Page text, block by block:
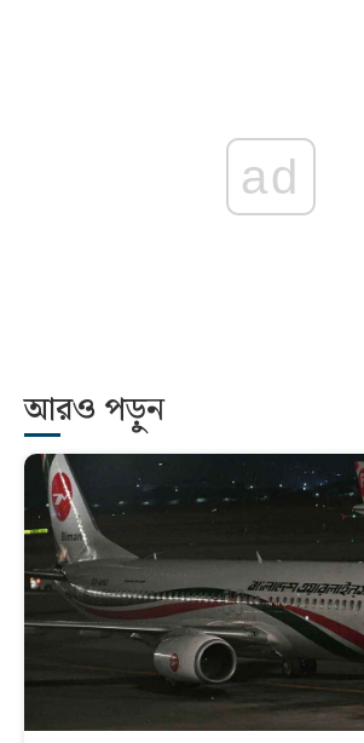
ad
আরও পড়ুন